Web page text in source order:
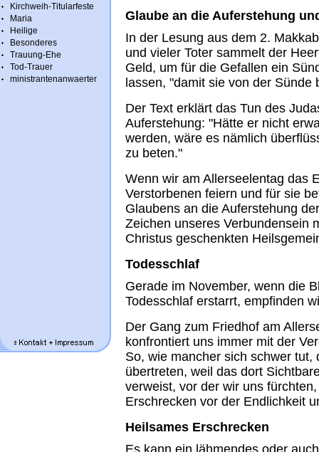
Kirchweih-Titularfeste
Maria
Heilige
Besonderes
Trauung-Ehe
Tod-Trauer
ministrantenanwaerter
Glaube an die Auferstehung
In der Lesung aus dem 2.
und vieler Toter sammelt der
Geld, um für die Gefallen ein
lassen, "damit sie von der Sünde
Der Text erklärt das Tun des
Auferstehung: "Hätte er nicht
werden, wäre es nämlich
zu beten."
Wenn wir am Allerseelentag das
Verstorbenen feiern und für sie
Glaubens an die Auferstehung
Zeichen unseres Verbundensein
Christus geschenkten
Todesschlaf
Gerade im November, wenn die
Todesschlaf erstarrt, empfinden
Der Gang zum Friedhof am
konfrontiert uns immer mit der
So, wie mancher sich schwer
übertreten, weil das dort
verweist, vor der wir uns
Erschrecken vor der Endlichkeit
Heilsames Erschrecken
Es kann ein lähmendes oder